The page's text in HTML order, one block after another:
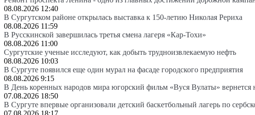
08.08.2026 12:40
В Сургутском районе открылась выставка к 150-летию Николая Рериха
08.08.2026 11:59
В Русскинской завершилась третья смена лагеря «Кар-Тохи»
08.08.2026 11:00
Сургутские ученые исследуют, как добыть трудноизвлекаемую нефть
08.08.2026 10:03
В Сургуте появился еще один мурал на фасаде городского предприятия
08.08.2026 9:15
В День коренных народов мира югорский фильм «Вуся Вулаты» вернется
07.08.2026 18:50
В Сургуте впервые организовали детский баскетбольный лагерь по
07.08.2026 18:17